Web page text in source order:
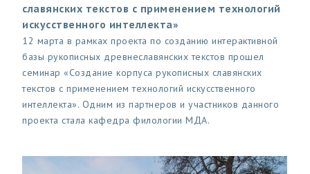
славянских текстов с применением технологий
искусственного интеллекта»
12 марта в рамках проекта по созданию интерактивной
базы рукописных древнеславянских текстов прошел
семинар «Создание корпуса рукописных славянских
текстов с применением технологий искусственного
интеллекта». Одним из партнеров и участников данного
проекта стала кафедра филологии МДА.